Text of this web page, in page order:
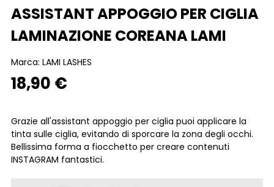
ASSISTANT APPOGGIO PER CIGLIA
LAMINAZIONE COREANA LAMI
Marca: LAMI LASHES
18,90 €
Grazie all'assistant appoggio per ciglia puoi applicare la
tinta sulle ciglia, evitando di sporcare la zona degli occhi.
Bellissima forma a fiocchetto per creare contenuti
INSTAGRAM fantastici.